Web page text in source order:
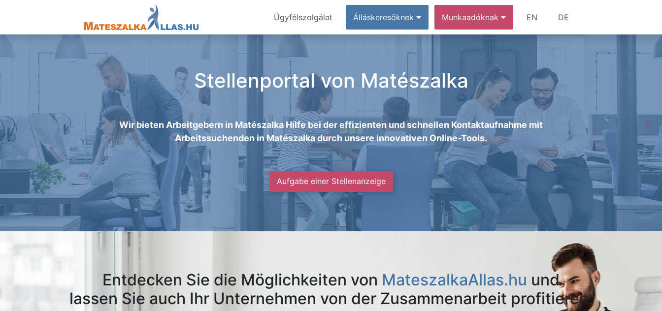
Ügyfélszolgálat Álláskeresőknek Munkaadóknak EN DE
Stellenportal von Matészalka
Wir bieten Arbeitgebern in Matészalka Hilfe bei der effizienten und schnellen Kontaktaufnahme mit
Arbeitssuchenden in Matészalka durch unsere innovativen Online-Tools.
Aufgabe einer Stellenanzeige
Entdecken Sie die Möglichkeiten von MateszalkaAllas.hu und
lassen Sie auch Ihr Unternehmen von der Zusammenarbeit profitieren.